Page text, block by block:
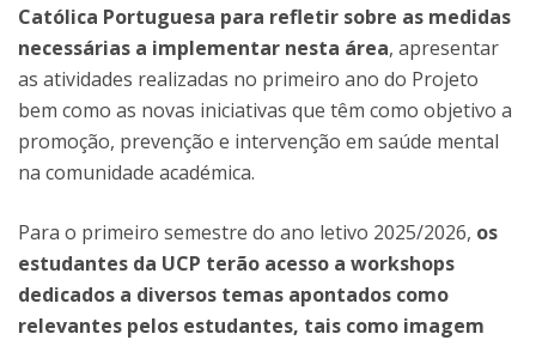
Católica Portuguesa para refletir sobre as medidas
necessárias a implementar nesta área, apresentar
as atividades realizadas no primeiro ano do Projeto
bem como as novas iniciativas que têm como objetivo a
promoção, prevenção e intervenção em saúde mental
na comunidade académica.
Para o primeiro semestre do ano letivo 2025/2026, os
estudantes da UCP terão acesso a workshops
dedicados a diversos temas apontados como
relevantes pelos estudantes, tais como imagem